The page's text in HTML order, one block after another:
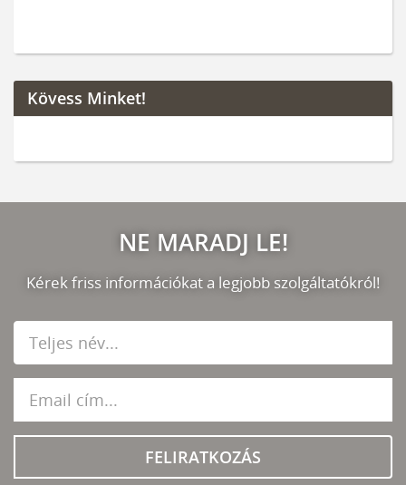
Kövess Minket!
NE MARADJ LE!
Kérek friss információkat a legjobb szolgáltatókról!
FELIRATKOZÁS